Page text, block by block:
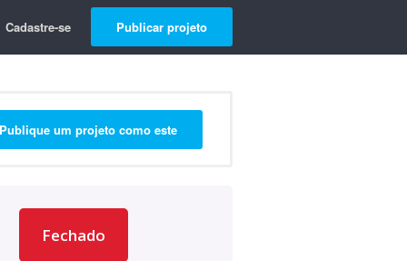
Cadastre-se Publicar projeto
Publique um projeto como este
Fechado